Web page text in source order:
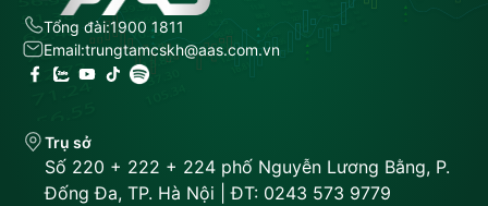
Tổng đài:1900 1811
Email:trungtamcskh@aas.com.vn
Trụ sở
Số 220 + 222 + 224 phố Nguyễn Lương Bằng, P.
Đống Đa, TP. Hà Nội | ĐT: 0243 573 9779